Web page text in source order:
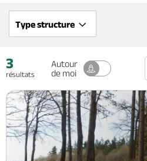
Dormir, manger
Séjours, cadeaux
Billetterie en ligne
Type structure
3
résultats
Autour
de moi